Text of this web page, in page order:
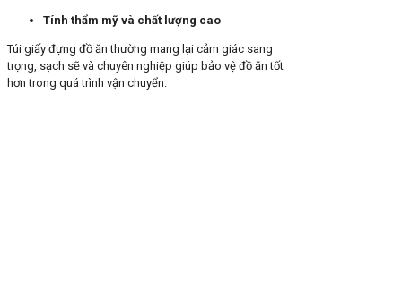
Tính thẩm mỹ và chất lượng cao
Túi giấy đựng đồ ăn thường mang lại cảm giác sang
trọng, sạch sẽ và chuyên nghiệp giúp bảo vệ đồ ăn tốt
hơn trong quá trình vận chuyển.